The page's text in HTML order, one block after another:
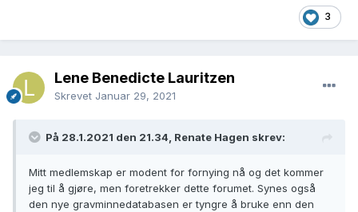
3
Lene Benedicte Lauritzen
Skrevet Januar 29, 2021
På 28.1.2021 den 21.34, Renate Hagen skrev:
Mitt medlemskap er modent for fornying nå og det kommer
jeg til å gjøre, men foretrekker dette forumet. Synes også
den nye gravminnedatabasen er tyngre å bruke enn den